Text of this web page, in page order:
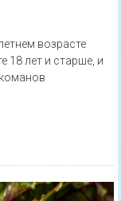
возрасте
18 лет и старше, и